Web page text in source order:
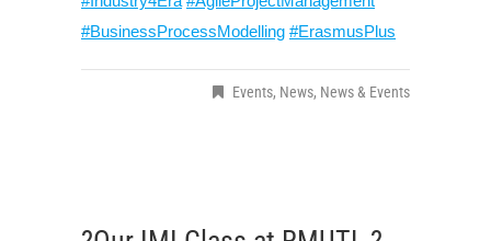
#BusinessProcessModelling #ErasmusPlus
Events, News, News & Events